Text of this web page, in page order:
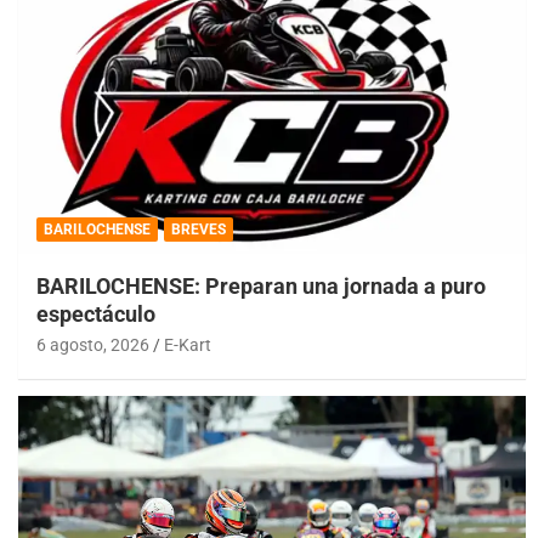
BARILOCHENSE BREVES
BARILOCHENSE: Preparan una jornada a puro
espectáculo
6 agosto, 2026 E-Kart